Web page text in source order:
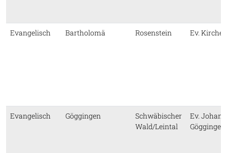
Evangelisch Bartholomä Rosenstein Ev. Kirche
Evangelisch Göggingen
Schwäbischer
Wald/Leintal
Ev.
Göggingen